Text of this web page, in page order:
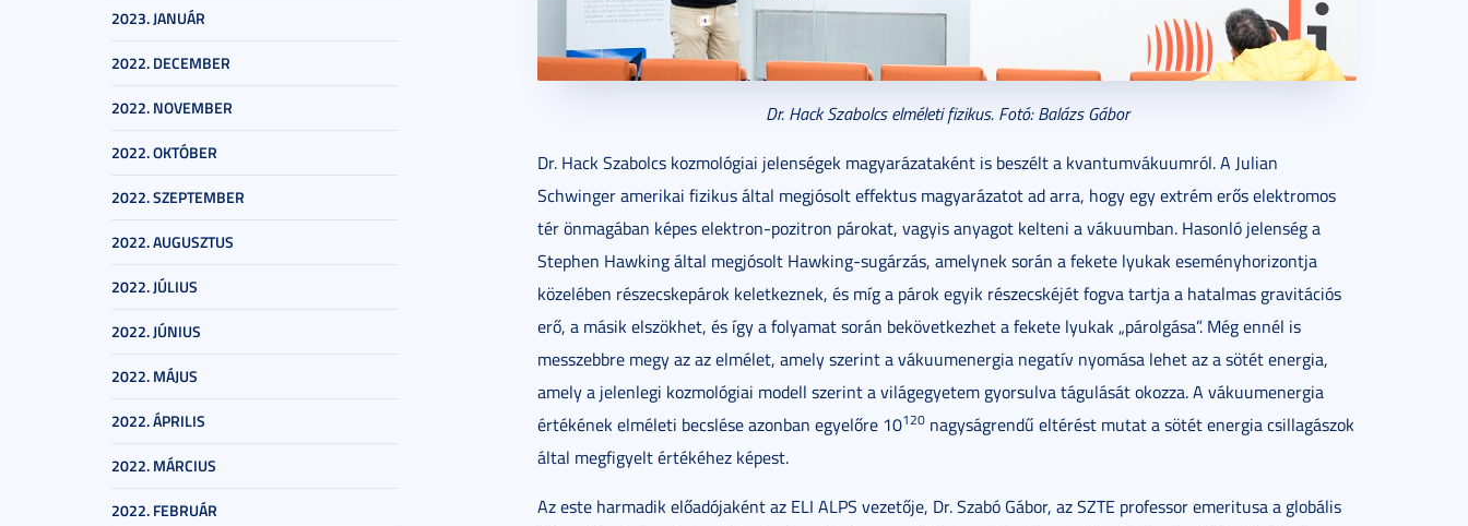
2023. JANUÁR
2022. DECEMBER
2022. NOVEMBER
2022. OKTÓBER
2022. SZEPTEMBER
2022. AUGUSZTUS
2022. JÚLIUS
2022. JÚNIUS
2022. MÁJUS
2022. ÁPRILIS
2022. MÁRCIUS
2022. FEBRUÁR
Dr. Hack Szabolcs elméleti fizikus. Fotó: Balázs Gábor
Dr. Hack Szabolcs kozmológiai jelenségek magyarázataként is beszélt a kvantumvákuumról. A Julian
Schwinger amerikai fizikus által megjósolt effektus magyarázatot ad arra, hogy egy extrém erős elektromos
tér önmagában képes elektron-pozitron párokat, vagyis anyagot kelteni a vákuumban. Hasonló jelenség a
Stephen Hawking által megjósolt Hawking-sugárzás, amelynek során a fekete lyukak eseményhorizontja
közelében részecskepárok keletkeznek, és míg a párok egyik részecskéjét fogva tartja a hatalmas gravitációs
erő, a másik elszökhet, és így a folyamat során bekövetkezhet a fekete lyukak „párolgása”. Még ennél is
messzebbre megy az az elmélet, amely szerint a vákuumenergia negatív nyomása lehet az a sötét energia,
amely a jelenlegi kozmológiai modell szerint a világegyetem gyorsulva tágulását okozza. A vákuumenergia
értékének elméleti becslése azonban egyelőre 10120 nagyságrendű eltérést mutat a sötét energia csillagászok
által megfigyelt értékéhez képest.
Az este harmadik előadójaként az ELI ALPS vezetője, Dr. Szabó Gábor, az SZTE professor emeritusa a globális